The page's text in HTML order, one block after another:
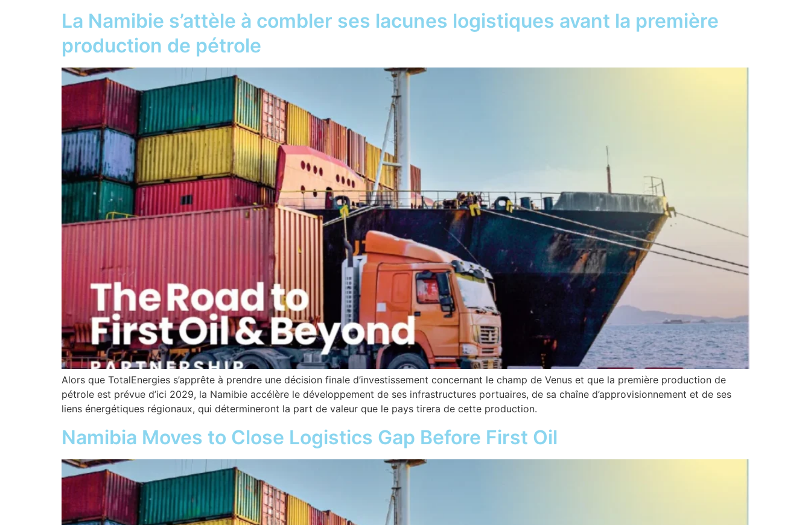
La Namibie s’attèle à combler ses lacunes logistiques avant la première
production de pétrole
Alors que TotalEnergies s’apprête à prendre une décision finale d’investissement concernant le champ de Venus et que la première production de
pétrole est prévue d’ici 2029, la Namibie accélère le développement de ses infrastructures portuaires, de sa chaîne d’approvisionnement et de ses
liens énergétiques régionaux, qui détermineront la part de valeur que le pays tirera de cette production.
Namibia Moves to Close Logistics Gap Before First Oil